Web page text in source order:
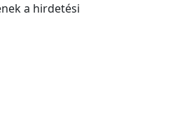
a hirdetési